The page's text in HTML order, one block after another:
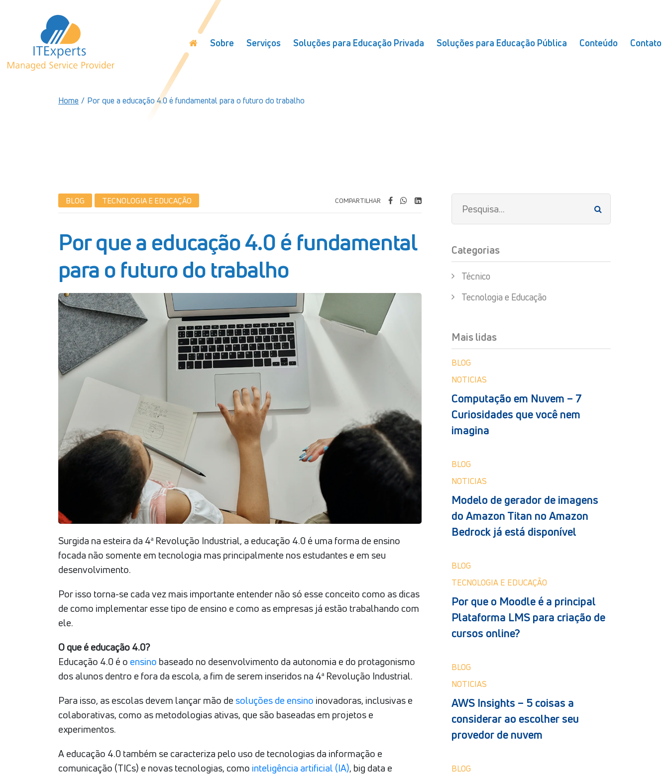
Sobre Serviços Soluções para Educação Privada Soluções para Educação Pública Conteúdo Contato
Home / Por que a educação 4.0 é fundamental para o futuro do trabalho
BLOG TECNOLOGIA E EDUCAÇÃO COMPARTILHAR
Por que a educação 4.0 é fundamental
para o futuro do trabalho
Surgida na esteira da 4ª Revolução Industrial, a educação 4.0 é uma forma de ensino
focada não somente em tecnologia mas principalmente nos estudantes e em seu
desenvolvimento.
Por isso torna-se cada vez mais importante entender não só esse conceito como as dicas
de como implementar esse tipo de ensino e como as empresas já estão trabalhando com
ele.
O que é educação 4.0?
Educação 4.0 é o ensino baseado no desenvolvimento da autonomia e do protagonismo
dos alunos dentro e fora da escola, a fim de serem inseridos na 4ª Revolução Industrial.
Para isso, as escolas devem lançar mão de soluções de ensino inovadoras, inclusivas e
colaborativas, como as metodologias ativas, que são baseadas em projetos e
experimentos.
A educação 4.0 também se caracteriza pelo uso de tecnologias da informação e
comunicação (TICs) e novas tecnologias, como inteligência artificial (IA), big data e
Categorias
Técnico
Tecnologia e Educação
Mais lidas
BLOG
NOTICIAS
Computação em Nuvem – 7
Curiosidades que você nem
imagina
BLOG
NOTICIAS
Modelo de gerador de imagens
do Amazon Titan no Amazon
Bedrock já está disponível
BLOG
TECNOLOGIA E EDUCAÇÃO
Por que o Moodle é a principal
Plataforma LMS para criação de
cursos online?
BLOG
NOTICIAS
AWS Insights – 5 coisas a
considerar ao escolher seu
provedor de nuvem
BLOG